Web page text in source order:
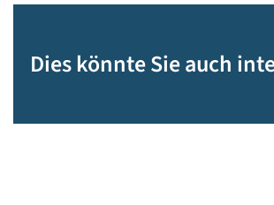
Dies könnte Sie auch